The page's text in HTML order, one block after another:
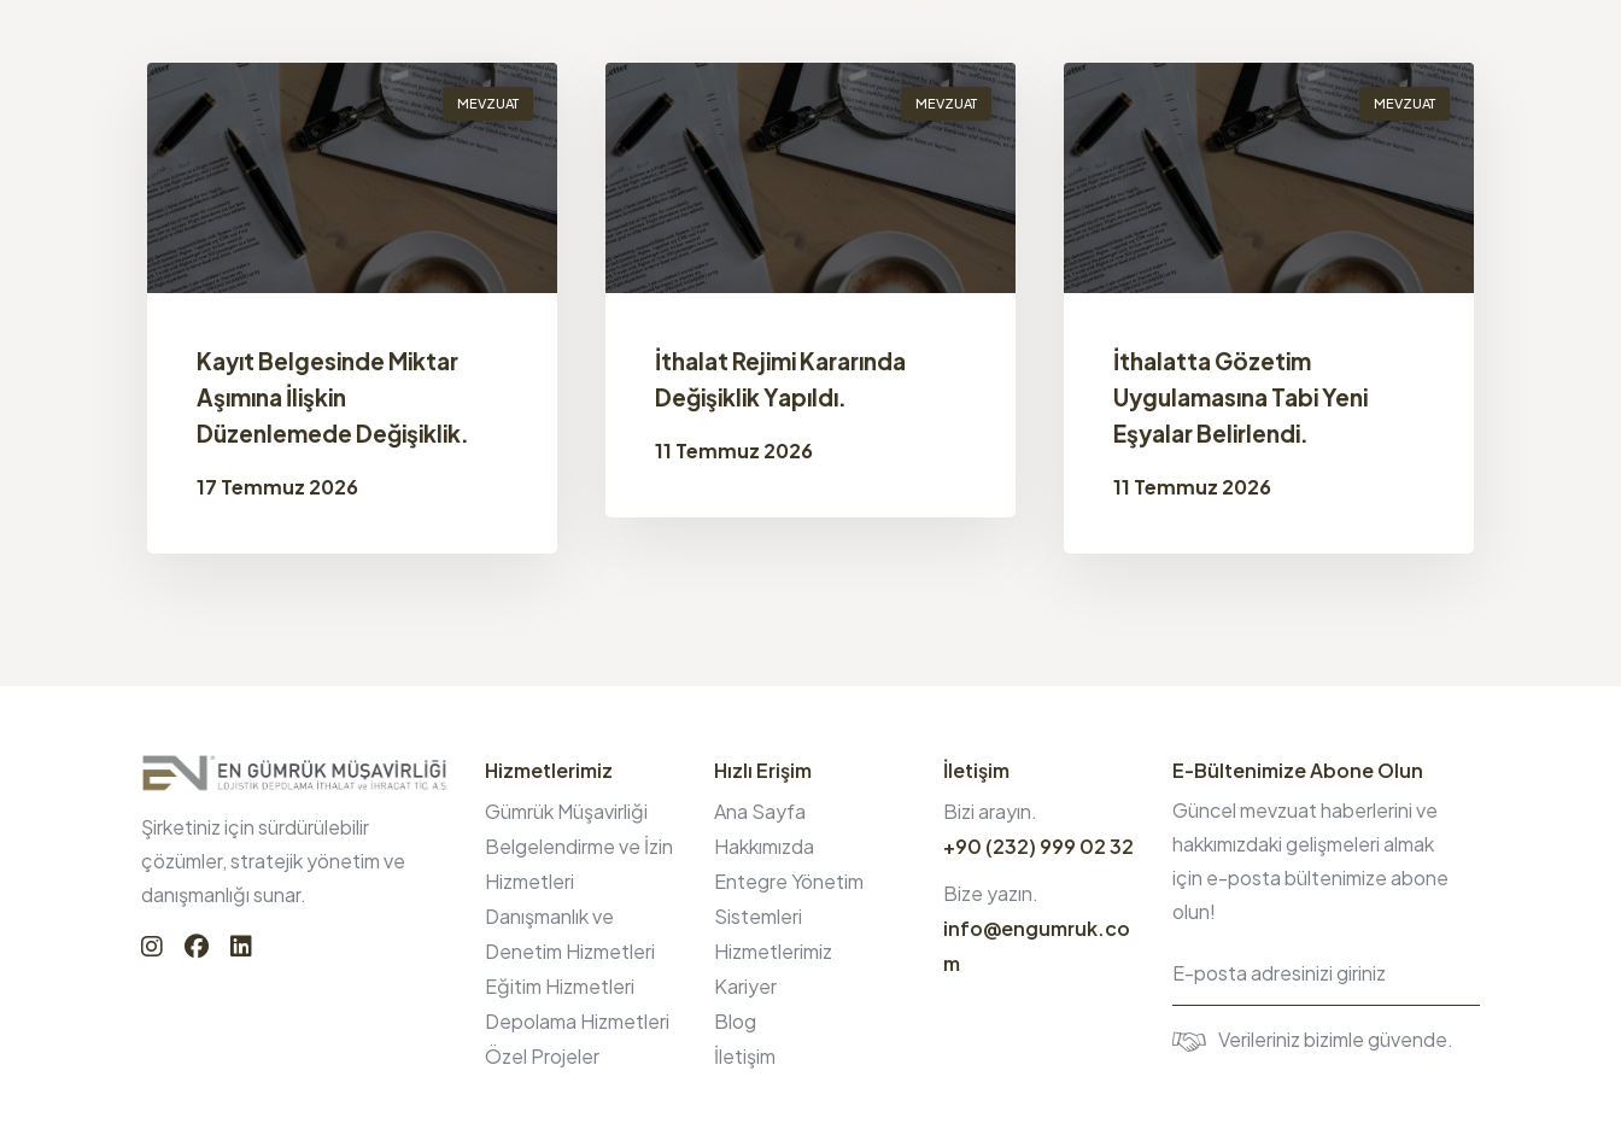
MEVZUAT
Kayıt Belgesinde Miktar
Aşımına İlişkin
Düzenlemede Değişiklik.
17 Temmuz 2026
MEVZUAT
İthalat Rejimi Kararında
Değişiklik Yapıldı.
11 Temmuz 2026
MEVZUAT
İthalatta Gözetim
Uygulamasına Tabi Yeni
Eşyalar Belirlendi.
11 Temmuz 2026
Şirketiniz için sürdürülebilir
çözümler, stratejik yönetim ve
danışmanlığı sunar.
Hizmetlerimiz
Gümrük Müşavirliği
Belgelendirme ve İzin
Hizmetleri
Danışmanlık ve
Denetim Hizmetleri
Eğitim Hizmetleri
Depolama Hizmetleri
Özel Projeler
Hızlı Erişim
Ana Sayfa
Hakkımızda
Entegre Yönetim
Sistemleri
Hizmetlerimiz
Kariyer
Blog
İletişim
İletişim
Bizi arayın.
+90 (232) 999 02 32
Bize yazın.
info@engumruk.co
m
E-Bültenimize Abone Olun
Güncel mevzuat haberlerini ve
hakkımızdaki gelişmeleri almak
için e-posta bültenimize abone
olun!
Verileriniz bizimle güvende.